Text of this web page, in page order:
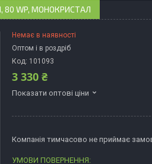
80 WP, МОНОКРИСТАЛ
Немає в наявності
Оптом і в роздріб
Код: 101093
3 330 ₴
Показати оптові ціни
Компанія тимчасово не приймає